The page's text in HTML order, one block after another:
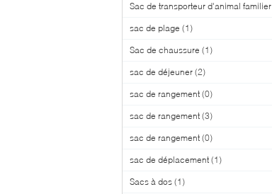
Sac de transporteur d'animal familier
sac de plage (1)
Sac de chaussure (1)
sac de déjeuner (2)
sac de rangement (0)
sac de rangement (3)
sac de rangement (0)
sac de déplacement (1)
Sacs à dos (1)